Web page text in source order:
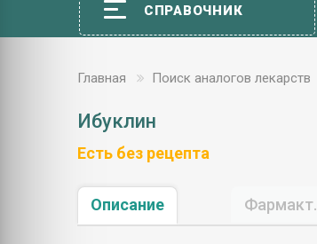
СПРАВОЧНИК
Главная Поиск аналогов лекарств
Ибуклин
Есть без рецепта
Описание Фармакт.